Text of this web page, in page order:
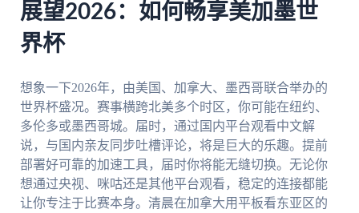
展望2026：如何畅享美加墨世
界杯
想象一下2026年，由美国、加拿大、墨西哥联合举办的
世界杯盛况。赛事横跨北美多个时区，你可能在纽约、
多伦多或墨西哥城。届时，通过国内平台观看中文解
说，与国内亲友同步吐槽评论，将是巨大的乐趣。提前
部署好可靠的加速工具，届时你将能无缝切换。无论你
想通过央视、咪咕还是其他平台观看，稳定的连接都能
让你专注于比赛本身。清晨在加拿大用平板看东亚区的